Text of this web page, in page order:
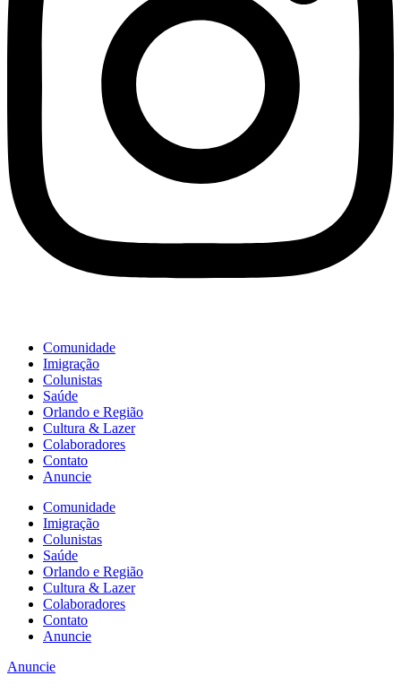
Comunidade
Imigração
Colunistas
Saúde
Orlando e Região
Cultura & Lazer
Colaboradores
Contato
Anuncie
Comunidade
Imigração
Colunistas
Saúde
Orlando e Região
Cultura & Lazer
Colaboradores
Contato
Anuncie
Anuncie